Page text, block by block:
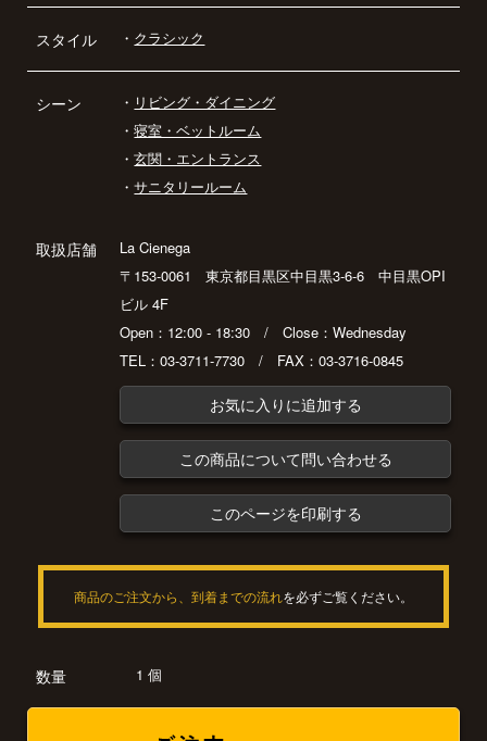
スタイル ・ クラシック
シーン ・ リビング・ダイニング
・寝室・ベットルーム
・玄関・エントランス
・サニタリールーム
取扱店舗
La Cienega
〒153-0061 東京都目黒区中目黒3-6-6 中目黒OPI
ビル 4F
Open：12:00 - 18:30 / Close：Wednesday
TEL：03-3711-7730 / FAX：03-3716-0845
お気に入りに追加する
この商品について問い合わせる
このページを印刷する
商品のご注文から、到着までの流れを必ずご覧ください。
数量 1 個